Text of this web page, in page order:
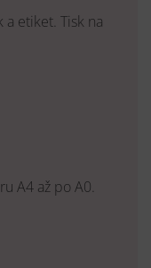
a etiket. Tisk na
A4 až po A0.